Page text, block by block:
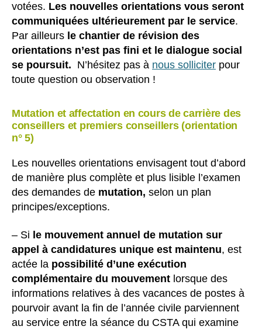
votées. Les nouvelles orientations vous seront
communiquées ultérieurement par le service.
Par ailleurs le chantier de révision des
orientations n’est pas fini et le dialogue social
se poursuit. N’hésitez pas à nous solliciter pour
toute question ou observation !
Mutation et affectation en cours de carrière des
conseillers et premiers conseillers (orientation
n° 5)
Les nouvelles orientations envisagent tout d’abord
de manière plus complète et plus lisible l’examen
des demandes de mutation, selon un plan
principes/exceptions.
– Si le mouvement annuel de mutation sur
appel à candidatures unique est maintenu, est
actée la possibilité d’une exécution
complémentaire du mouvement lorsque des
informations relatives à des vacances de postes à
pourvoir avant la fin de l’année civile parviennent
au service entre la séance du CSTA qui examine